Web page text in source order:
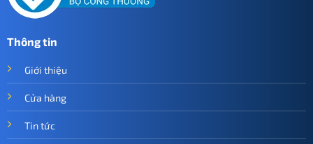
Thông tin
Giới thiệu
Cửa hàng
Tin tức